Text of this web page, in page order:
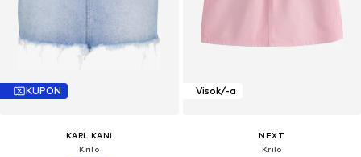
KUPON
KARL KANI
Krilo
Visok/-a
NEXT
Krilo